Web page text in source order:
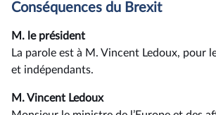
Conséquences du Brexit
M. le président
La parole est à M. Vincent Ledoux, pour
et indépendants.
M. Vincent Ledoux